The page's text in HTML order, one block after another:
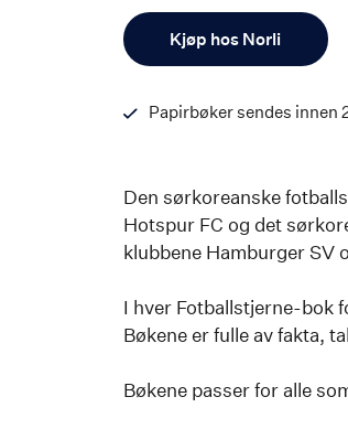
Kjøp hos Norli
Papirbøker sendes innen
Den sørkoreanske
Hotspur FC og det
klubbene Hamburger SV
I hver Fotballstjerne-bok
Bøkene er fulle av fakta,
Bøkene passer for alle